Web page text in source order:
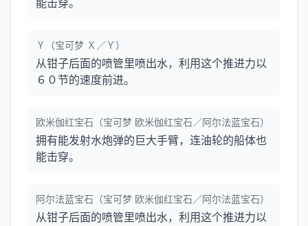
能击穿。
Ｙ（宝可梦 Ｘ／Ｙ）
从钳子后面的喷管里喷出水，利用这个推进力以
６０节的速度前进。
欧米伽红宝石（宝可梦 欧米伽红宝石／阿尔法蓝宝石）
拥有能发射水炮弹的巨大手臂，连油轮的船体也
能击穿。
阿尔法蓝宝石（宝可梦 欧米伽红宝石／阿尔法蓝宝石）
从钳子后面的喷管里喷出水，利用这个推进力以